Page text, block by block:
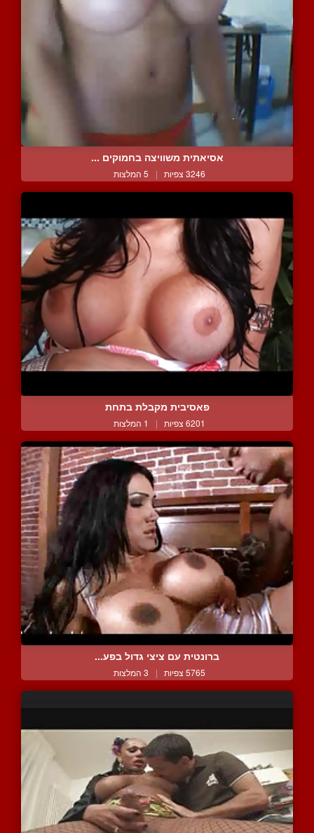
אסיאתית משוויצה בחמוקים ...
3246 צפיות | 5 המלצות
פאסיבית מקבלת בתחת
6201 צפיות | 1 המלצות
ברונטית עם ציצי גדול בפע...
5765 צפיות | 3 המלצות